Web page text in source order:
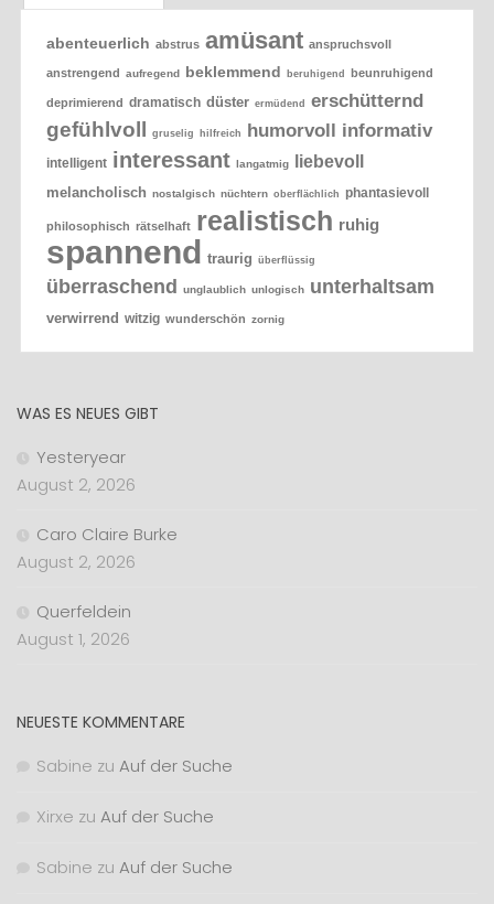
abenteuerlich abstrus amüsant anspruchsvoll
anstrengend aufregend beklemmend beruhigend beunruhigend
deprimierend dramatisch düster ermüdend erschütternd
gefühlvoll gruselig hilfreich humorvoll informativ
intelligent interessant langatmig liebevoll
melancholisch nostalgisch nüchtern oberflächlich phantasievoll
philosophisch rätselhaft realistisch ruhig
spannend traurig überflüssig
überraschend unglaublich unlogisch unterhaltsam
verwirrend witzig wunderschön zornig
WAS ES NEUES GIBT
Yesteryear
August 2, 2026
Caro Claire Burke
August 2, 2026
Querfeldein
August 1, 2026
NEUESTE KOMMENTARE
Sabine zu Auf der Suche
Xirxe zu Auf der Suche
Sabine zu Auf der Suche